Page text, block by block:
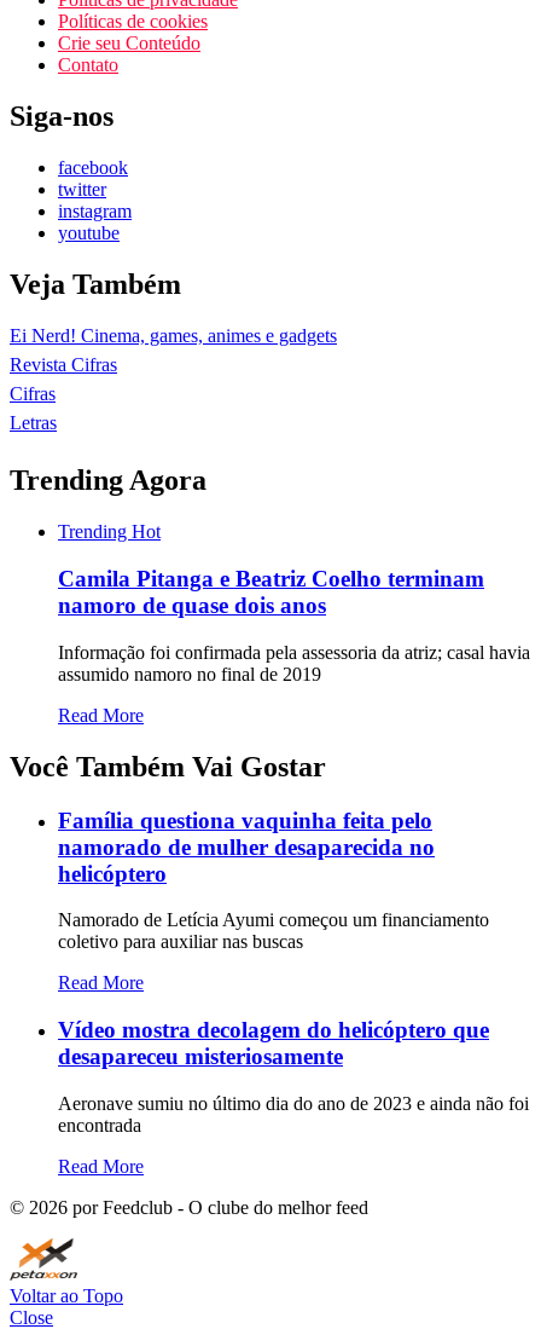
Políticas de cookies
Crie seu Conteúdo
Contato
Siga-nos
facebook
twitter
instagram
youtube
Veja Também
Ei Nerd! Cinema, games, animes e gadgets
Revista Cifras
Cifras
Letras
Trending Agora
Trending Hot
Camila Pitanga e Beatriz Coelho terminam
namoro de quase dois anos
Informação foi confirmada pela assessoria da atriz; casal havia
assumido namoro no final de 2019
Read More
Você Também Vai Gostar
Família questiona vaquinha feita pelo
namorado de mulher desaparecida no
helicóptero
Namorado de Letícia Ayumi começou um financiamento
coletivo para auxiliar nas buscas
Read More
Vídeo mostra decolagem do helicóptero que
desapareceu misteriosamente
Aeronave sumiu no último dia do ano de 2023 e ainda não foi
encontrada
Read More
© 2026 por Feedclub - O clube do melhor feed
Voltar ao Topo
Close